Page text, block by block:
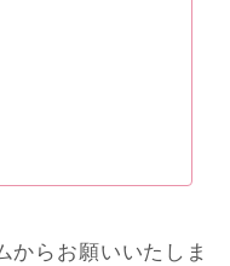
からお願いいたしま